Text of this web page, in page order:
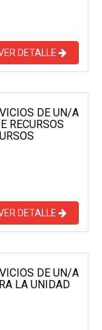
DETALLE
DE UN/A
RECURSOS
DETALLE
DE UN/A
LA UNIDAD